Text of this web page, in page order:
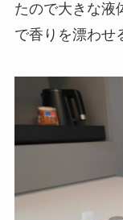
たので大きな液
で香りを漂わせ